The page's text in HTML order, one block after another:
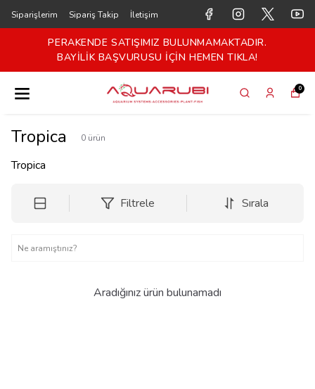
Siparişlerim Sipariş Takip İletişim
PERAKENDE SATIŞIMIZ BULUNMAMAKTADIR.
BAYİLİK BAŞVURUSU İÇİN HEMEN TIKLA!
0
Tropica 0 ürün
Tropica
Filtrele Sırala
Aradığınız ürün bulunamadı